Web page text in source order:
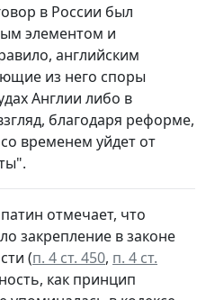
в России был
элементом и
английским
из него споры
Англии либо в
благодаря реформе,
временем уйдет от
отмечает, что
закрепление в законе
(п. 4 ст. 450, п. 4 ст.
как принцип